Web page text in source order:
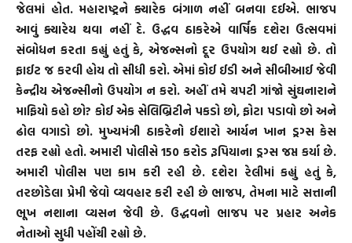
જેલમાં હોત. મહારાષ્ટ્રને ક્યારેક બંગાળ નહીં બનવા દઈએ. ભાજપ
આવું ક્યારેય થવા નહીં દે. ઉદ્ધવ ઠાકરેએ વાર્ષિક દશેરા ઉત્સવમાં
સંબોધન કરતા કહ્યું હતું કે, એજન્સનો દૂર ઉપયોગ થઈ રહ્યો છે. તો
ફાઈટ જ કરવી હોય તો સીધી કરો. એમાં કોઈ ઈડી અને સીબીઆઈ જેવી
કેન્દ્રીય એજન્સીનો ઉપયોગ ન કરો. અહીં તમે ચપટી ગાંજો સુંઘનારાને
માફિયો કહો છો? કોઈ એક સેલિબ્રિટીને પકડો છો, ફોટા પડાવો છો અને
ઢોલ વગાડો છો. મુખ્યમંત્રી ઠાકરેનો ઈશારો આર્યન ખાન ડ્રગ્સ કેસ
તરફ રહ્યો હતો. અમારી પોલીસે 150 કરોડ રૂપિયાના ડ્રગ્સ જપ્ત કર્યા છે.
અમારી પોલીસ પણ કામ કરી રહી છે. દશેરા રેલીમાં કહ્યું હતું કે,
તરછોડેલા પ્રેમી જેવો વ્યવહાર કરી રહી છે ભાજપ, તેમના માટે સત્તાની
ભૂખ નશાના વ્યસન જેવી છે. ઉદ્ધવનો ભાજપ પર પ્રહાર અનેક
નેતાઓ સુધી પહોંચી રહ્યો છે.